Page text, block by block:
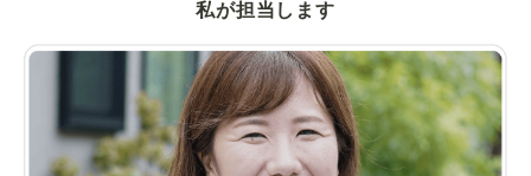
私が担当します